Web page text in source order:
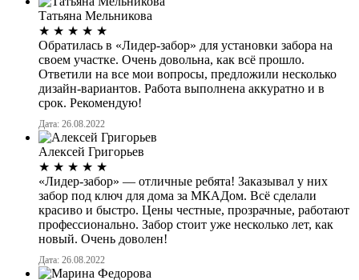
Татьяна Мельникова
★ ★ ★ ★ ★
Обратилась в «Лидер-забор» для установки забора на
своем участке. Очень довольна, как всё прошло.
Ответили на все мои вопросы, предложили несколько
дизайн-вариантов. Работа выполнена аккуратно и в
срок. Рекомендую!
Дата: 26.08.2022
Алексей Григорьев
★ ★ ★ ★ ★
«Лидер-забор» — отличные ребята! Заказывал у них
забор под ключ для дома за МКАДом. Всё сделали
красиво и быстро. Цены честные, прозрачные, работают
профессионально. Забор стоит уже несколько лет, как
новый. Очень доволен!
Дата: 26.08.2022